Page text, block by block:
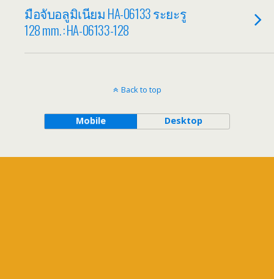
มือจับอลูมิเนียม HA-06133 ระยะรู
128 mm. : HA-06133-128
Back to top
Mobile Desktop